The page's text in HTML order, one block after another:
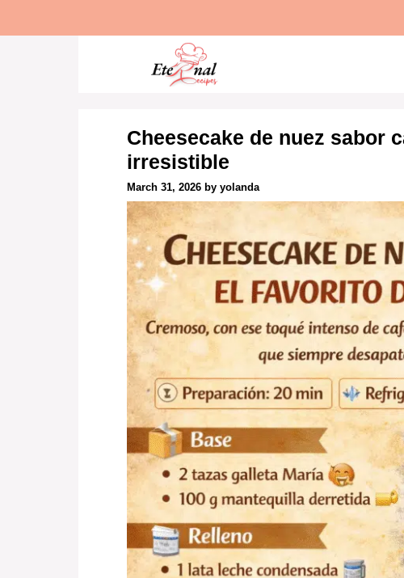
Cheesecake de nuez sabor
irresistible
March 31, 2026 by yolanda